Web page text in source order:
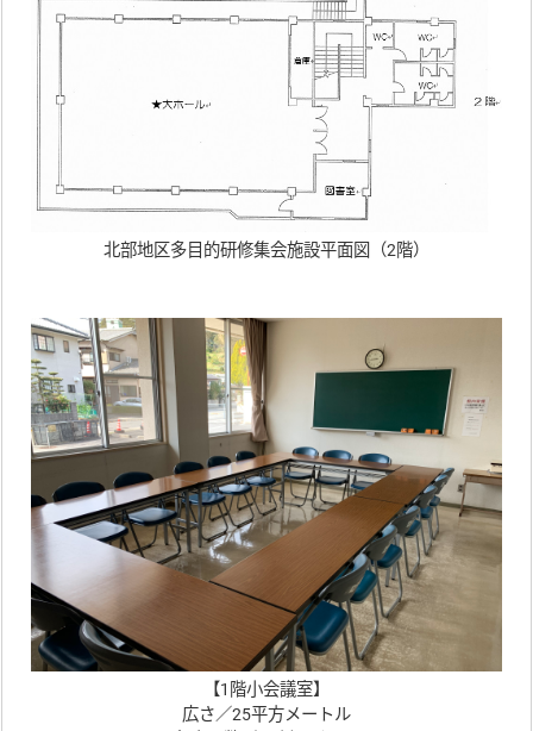
北部地区多目的研修集会施設平面図（2階）
【1階小会議室】
広さ／25平方メートル